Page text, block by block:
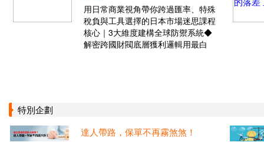
用日常商業視角帶你跨過匯率、特殊
稅負與工具選擇的日本市場迷思課程
核心｜3大維度建構全球防禦系統◆
解密跨國財閥底層獲利邏輯用最白
特別企劃
達人帶路，保單不再霧煞煞！